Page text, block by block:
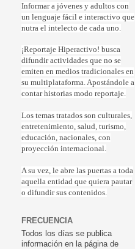
Informar a jóvenes y adultos con
un lenguaje fácil e interactivo que
nutra el intelecto de cada uno.
¡Reportaje Hiperactivo! busca
difundir actividades que no se
emiten en medios tradicionales en
su multiplataforma. Apostándole a
contar historias modo reportaje.
Los temas tratados son culturales,
entretenimiento, salud, turismo,
educación, nacionales, con
proyección internacional.
A su vez, le abre las puertas a toda
aquella entidad que quiera pautar
o difundir sus contenidos.
FRECUENCIA
Todos los días se publica
información en la página de